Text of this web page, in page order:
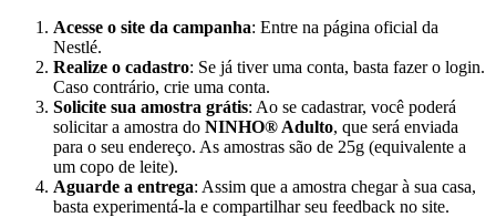
Acesse o site da campanha: Entre na página oficial da
Nestlé.
Realize o cadastro: Se já tiver uma conta, basta fazer o login.
Caso contrário, crie uma conta.
Solicite sua amostra grátis: Ao se cadastrar, você poderá
solicitar a amostra do NINHO® Adulto, que será enviada
para o seu endereço. As amostras são de 25g (equivalente a
um copo de leite).
Aguarde a entrega: Assim que a amostra chegar à sua casa,
basta experimentá-la e compartilhar seu feedback no site.